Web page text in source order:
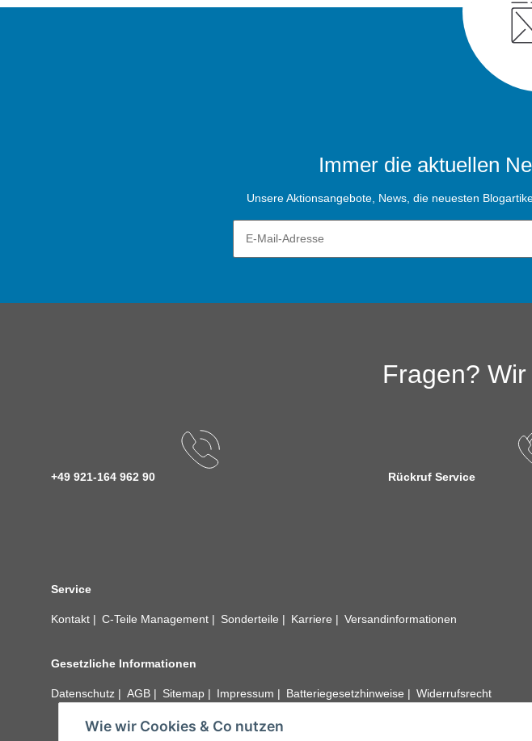
Wie wir Cookies & Co nutzen
Immer die aktuellen
Unsere Aktionsangebote, News, die neuesten
Fragen?
+49 921-164 962 90 Rückruf Service
Service
Kontakt C-Teile Management Sonderteile Karriere Versandinformationen
Gesetzliche Informationen
Datenschutz AGB Sitemap Impressum Batteriegesetzhinweise Widerrufsrecht